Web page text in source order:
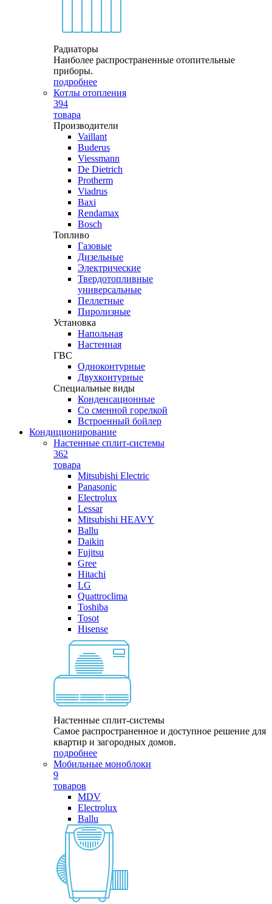
Радиаторы
Наиболее распространенные отопительные
приборы.
подробнее
Котлы отопления
394
товара
Производители
Vaillant
Buderus
Viessmann
De Dietrich
Protherm
Viadrus
Baxi
Rendamax
Bosch
Топливо
Газовые
Дизельные
Электрические
Твердотопливные
универсальные
Пеллетные
Пиролизные
Установка
Напольная
Настенная
ГВС
Одноконтурные
Двухконтурные
Специальные виды
Конденсационные
Со сменной горелкой
Встроенный бойлер
Кондиционирование
Настенные сплит-системы
362
товара
Mitsubishi Electric
Panasonic
Electrolux
Lessar
Mitsubishi HEAVY
Ballu
Daikin
Fujitsu
Gree
Hitachi
LG
Quattroclima
Toshiba
Tosot
Hisense
Настенные сплит-системы
Самое распространенное и доступное решение для
квартир и загородных домов.
подробнее
Мобильные моноблоки
9
товаров
MDV
Electrolux
Ballu